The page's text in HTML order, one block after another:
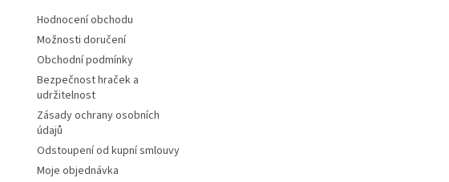
Hodnocení obchodu
Možnosti doručení
Obchodní podmínky
Bezpečnost hraček a
udržitelnost
Zásady ochrany osobních
údajů
Odstoupení od kupní smlouvy
Moje objednávka